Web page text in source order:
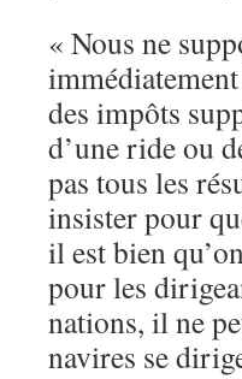
« Nous ne
des impôts
d’une ride ou
pas tous les
insister pour
il est bien
pour les
nations, il ne
navires se